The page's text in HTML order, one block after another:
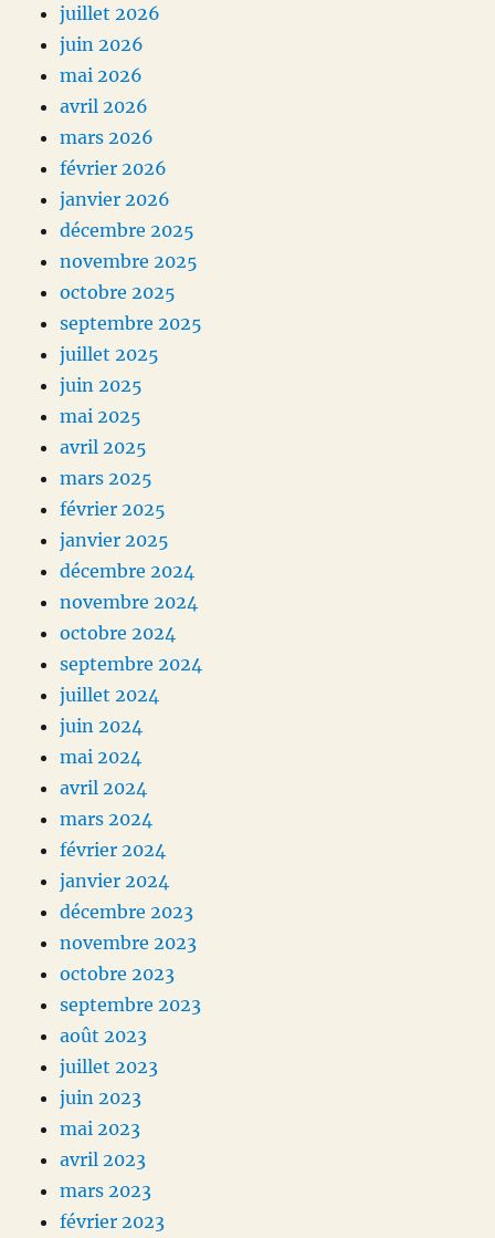
juillet 2026
juin 2026
mai 2026
avril 2026
mars 2026
février 2026
janvier 2026
décembre 2025
novembre 2025
octobre 2025
septembre 2025
juillet 2025
juin 2025
mai 2025
avril 2025
mars 2025
février 2025
janvier 2025
décembre 2024
novembre 2024
octobre 2024
septembre 2024
juillet 2024
juin 2024
mai 2024
avril 2024
mars 2024
février 2024
janvier 2024
décembre 2023
novembre 2023
octobre 2023
septembre 2023
août 2023
juillet 2023
juin 2023
mai 2023
avril 2023
mars 2023
février 2023